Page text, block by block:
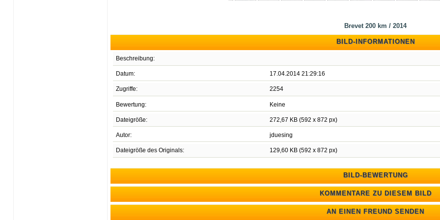
Brevet 200 km / 2014
BILD-INFORMATIONEN
Beschreibung:
Datum: 17.04.2014 21:29:16
Zugriffe: 2254
Bewertung: Keine
Dateigröße: 272,67 KB (592 x 872 px)
Autor: jduesing
Dateigröße des Originals: 129,60 KB (592 x 872 px)
BILD-BEWERTUNG
Bitte loggen Sie sich zuerst ein...
KOMMENTARE ZU DIESEM BILD
Es existieren noch keine Kommentare zu diesem
Unregistrierten Benutzern ist es nicht gestattet, Kommentare anzulegen.
AN EINEN FREUND SENDEN